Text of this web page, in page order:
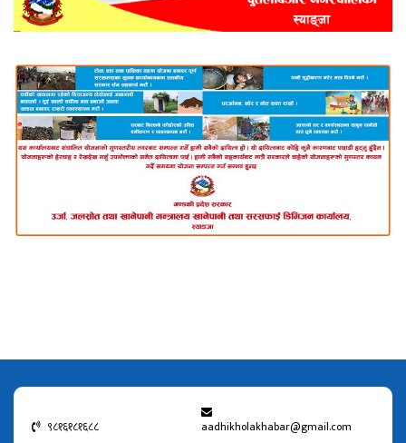
९८१६१८१६८८
aadhikholakhabar@gmail.com